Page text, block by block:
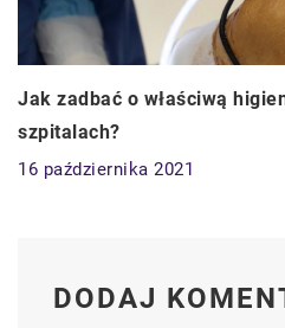
Jak zadbać o właściwą
szpitalach?
16 października 2021
DODAJ